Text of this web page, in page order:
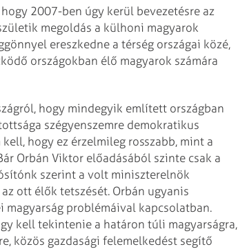
2007-ben úgy kerül bevezetésre az
megoldás a külhoni magyarok
ereszkedne a térség országai közé,
országokban élő magyarok számára
hogy mindegyik említett országban
szégyenszemre demokratikus
hogy ez érzelmileg rosszabb, mint a
Orbán Viktor előadásából szinte csak a
szerint a volt miniszterelnök
ott élők tetszését. Orbán ugyanis
problémáival kapcsolatban.
kell tekintenie a határon túli magyarságra,
közös gazdasági felemelkedést segítő